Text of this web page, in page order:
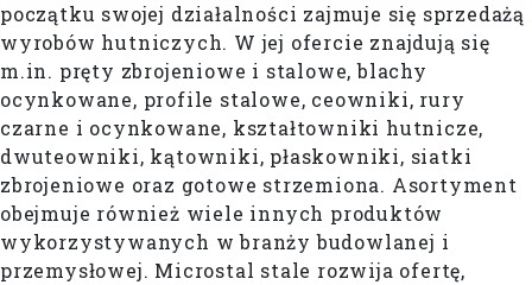
początku swojej działalności zajmuje się sprzedażą
wyrobów hutniczych. W jej ofercie znajdują się
m.in. pręty zbrojeniowe i stalowe, blachy
ocynkowane, profile stalowe, ceowniki, rury
czarne i ocynkowane, kształtowniki hutnicze,
dwuteowniki, kątowniki, płaskowniki, siatki
zbrojeniowe oraz gotowe strzemiona. Asortyment
obejmuje również wiele innych produktów
wykorzystywanych w branży budowlanej i
przemysłowej. Microstal stale rozwija ofertę,